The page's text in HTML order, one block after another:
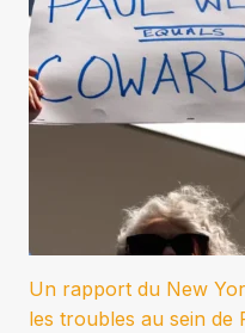
Un rapport du New
les troubles au sein de